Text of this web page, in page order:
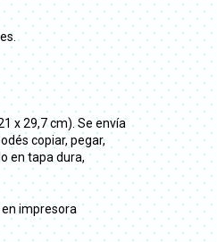
x 29,7 cm). Se envía
copiar, pegar,
en tapa dura,
en impresora